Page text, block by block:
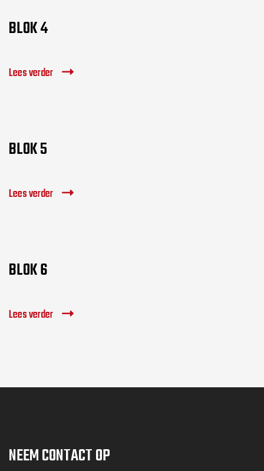
BLOK 4
Lees verder
BLOK 5
Lees verder
BLOK 6
Lees verder
NEEM CONTACT OP